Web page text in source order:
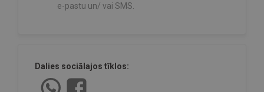
e-pastu un/ vai SMS.
Dalies sociālajos tīklos: